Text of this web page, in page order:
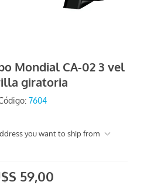
Mondial CA-02 3 vel
giratoria
7604
you want to ship from
59,00